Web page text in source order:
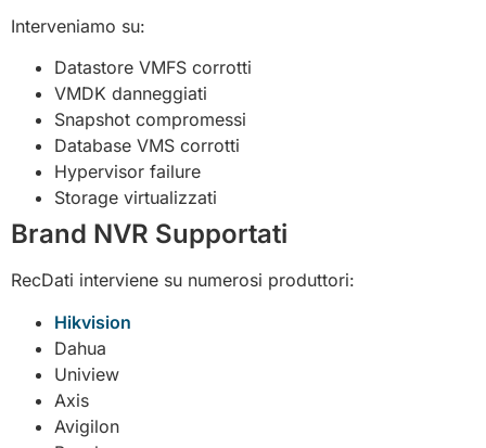
Interveniamo su:
Datastore VMFS corrotti
VMDK danneggiati
Snapshot compromessi
Database VMS corrotti
Hypervisor failure
Storage virtualizzati
Brand NVR Supportati
RecDati interviene su numerosi produttori:
Hikvision
Dahua
Uniview
Axis
Avigilon